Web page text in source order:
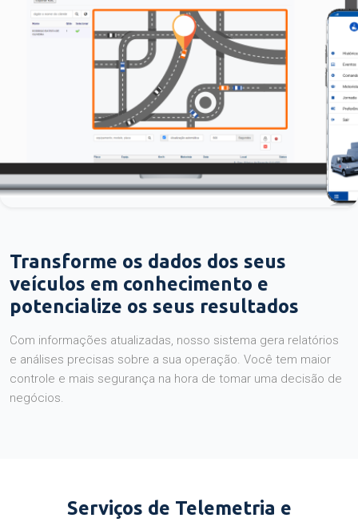
Transforme os dados dos seus
veículos em conhecimento e
potencialize os seus resultados
Com informações atualizadas, nosso sistema gera relatórios
e análises precisas sobre a sua operação. Você tem maior
controle e mais segurança na hora de tomar uma decisão de
negócios.
Serviços de Telemetria e